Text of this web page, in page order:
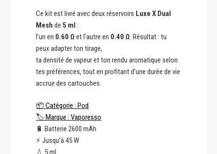
Ce kit est livré avec deux réservoirs Luxe X Dual
Mesh de 5 ml :
l’un en 0.60 Ω et l’autre en 0.40 Ω . Résultat : tu
peux adapter ton tirage,
ta densité de vapeur et ton rendu aromatique selon
tes préférences, tout en profitant d’une durée de vie
accrue des cartouches.
📦 Catégorie : Pod
🏷️ Marque : Vaporesso
🔋 Batterie 2600 mAh
⚡ Jusqu’à 45 W
💧 5 ml